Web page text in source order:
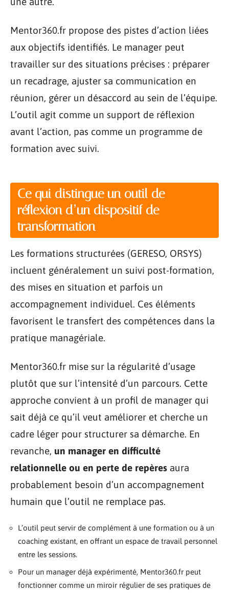
Mentor360.fr propose des pistes d’action liées
aux objectifs identifiés. Le manager peut
travailler sur des situations précises : préparer
un recadrage, ajuster sa communication en
réunion, gérer un désaccord au sein de l’équipe.
L’outil agit comme un support de réflexion
avant l’action, pas comme un programme de
formation avec suivi.
Ce qui distingue un outil de
réflexion d’un dispositif de
transformation
Les formations structurées (GERESO, ORSYS)
incluent généralement un suivi post-formation,
des mises en situation et parfois un
accompagnement individuel. Ces éléments
favorisent le transfert des compétences dans la
pratique managériale.
Mentor360.fr mise sur la régularité d’usage
plutôt que sur l’intensité d’un parcours. Cette
approche convient à un profil de manager qui
sait déjà ce qu’il veut améliorer et cherche un
cadre léger pour structurer sa démarche. En
revanche, un manager en difficulté
relationnelle ou en perte de repères aura
probablement besoin d’un accompagnement
humain que l’outil ne remplace pas.
L’outil peut servir de complément à une formation ou à un
coaching existant, en offrant un espace de travail personnel
entre les sessions.
Pour un manager déjà expérimenté, Mentor360.fr peut
fonctionner comme un miroir régulier de ses pratiques de